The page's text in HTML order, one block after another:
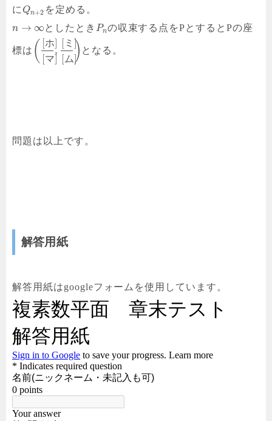
にQn+2 を定める。
n → ∞としたとき Pnの収束する点をPとするとPの座
標は ( [ホ]
[マ]
,
[ ミ ]
[ム]
) となる。
問題は以上です。
解答用紙
解答用紙はgoogleフォームを使用しています。